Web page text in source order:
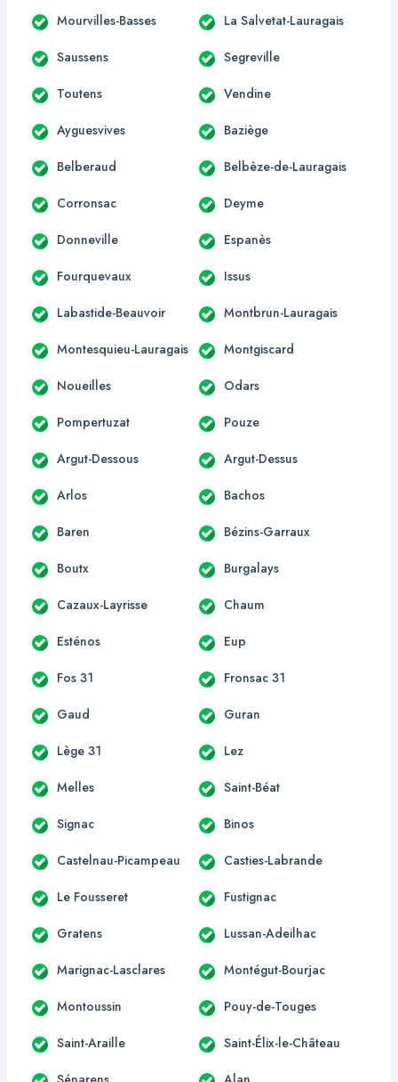
Mourvilles-Basses La Salvetat-Lauragais
Saussens Segreville
Toutens Vendine
Ayguesvives Baziège
Belberaud Belbèze-de-Lauragais
Corronsac Deyme
Donneville Espanès
Fourquevaux Issus
Labastide-Beauvoir Montbrun-Lauragais
Montesquieu-Lauragais Montgiscard
Noueilles Odars
Pompertuzat Pouze
Argut-Dessous Argut-Dessus
Arlos Bachos
Baren Bézins-Garraux
Boutx Burgalays
Cazaux-Layrisse Chaum
Esténos Eup
Fos 31 Fronsac 31
Gaud Guran
Lège 31 Lez
Melles Saint-Béat
Signac Binos
Castelnau-Picampeau Casties-Labrande
Le Fousseret Fustignac
Gratens Lussan-Adeilhac
Marignac-Lasclares Montégut-Bourjac
Montoussin Pouy-de-Touges
Saint-Araille Saint-Élix-le-Château